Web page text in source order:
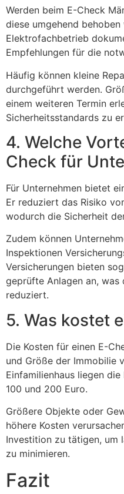
Werden beim E-Check
diese umgehend behoben
Elektrofachbetrieb
Empfehlungen für die
Häufig können kleine
durchgeführt werden.
einem weiteren Termin
Sicherheitsstandards zu
4. Welche
Check für
Für Unternehmen bietet
Er reduziert das Risiko
wodurch die Sicherheit
Zudem können
Inspektionen
Versicherungen bieten
geprüfte Anlagen an,
reduziert.
5. Was kostet
Die Kosten für einen E-
und Größe der Immobilie
Einfamilienhaus liegen
100 und 200 Euro.
Größere Objekte oder
höhere Kosten
Investition zu tätigen, um
zu minimieren.
Fazit